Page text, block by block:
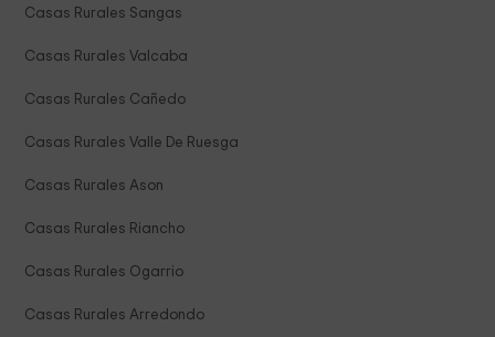
Casas Rurales Sangas
Casas Rurales Valcaba
Casas Rurales Cañedo
Casas Rurales Valle De Ruesga
Casas Rurales Ason
Casas Rurales Riancho
Casas Rurales Ogarrio
Casas Rurales Arredondo